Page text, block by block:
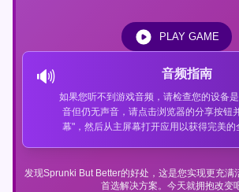
发现Sprunki But Better的好处，这是您实现更充满
首选解决方案。今天就拥抱改变
🔊 音频指南
如果您听不到游戏音频，请检查您的设备
音但仍无声音，请点击浏览器的分享按钮
幕"，然后从主屏幕打开应用以获得完美的
PLAY GAME